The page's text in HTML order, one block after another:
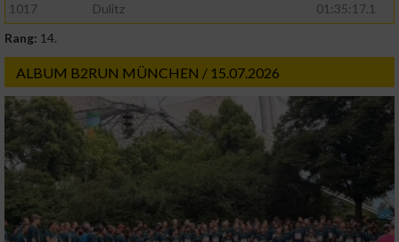
1017
Dulitz
01:35:17.1
Rang: 14.
ALBUM B2RUN MÜNCHEN / 15.07.2026